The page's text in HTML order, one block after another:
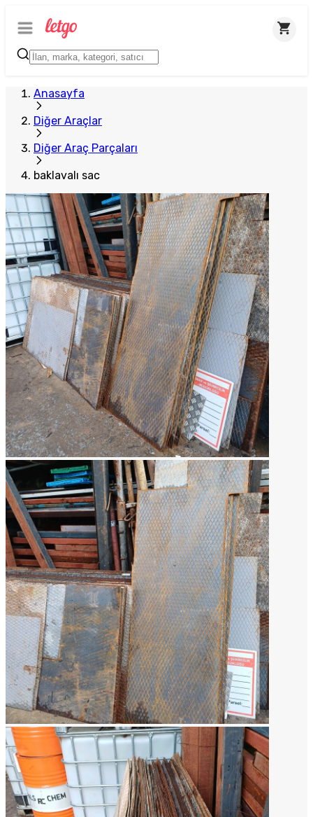
Anasayfa
Diğer Araçlar
Diğer Araç Parçaları
baklavalı sac